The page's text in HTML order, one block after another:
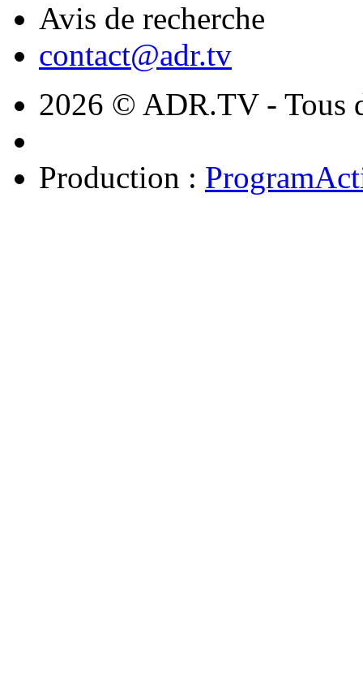
Avis de recherche
contact@adr.tv
2026 © ADR.TV - Tous
Production :